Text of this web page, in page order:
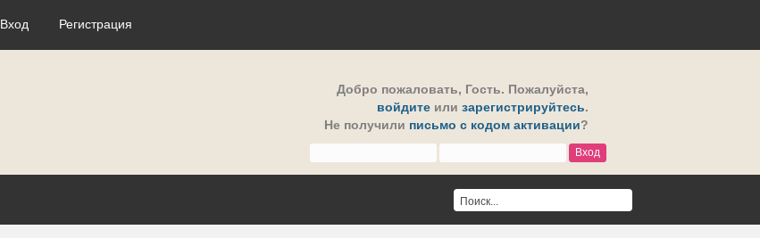
Вход Регистрация
Добро пожаловать, Гость. Пожалуйста,
войдите или зарегистрируйтесь.
Не получили письмо с кодом активации?